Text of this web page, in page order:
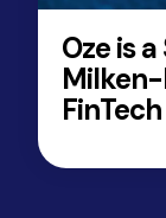
Oze is
Milken-
FinTech